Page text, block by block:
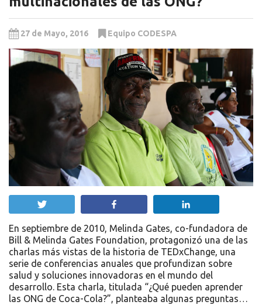
27 de Mayo, 2016 Equipo CODESPA
En septiembre de 2010, Melinda Gates, co-fundadora de
Bill & Melinda Gates Foundation, protagonizó una de las
charlas más vistas de la historia de TEDxChange, una
serie de conferencias anuales que profundizan sobre
salud y soluciones innovadoras en el mundo del
desarrollo. Esta charla, titulada “¿Qué pueden aprender
las ONG de Coca-Cola?”, planteaba algunas preguntas…